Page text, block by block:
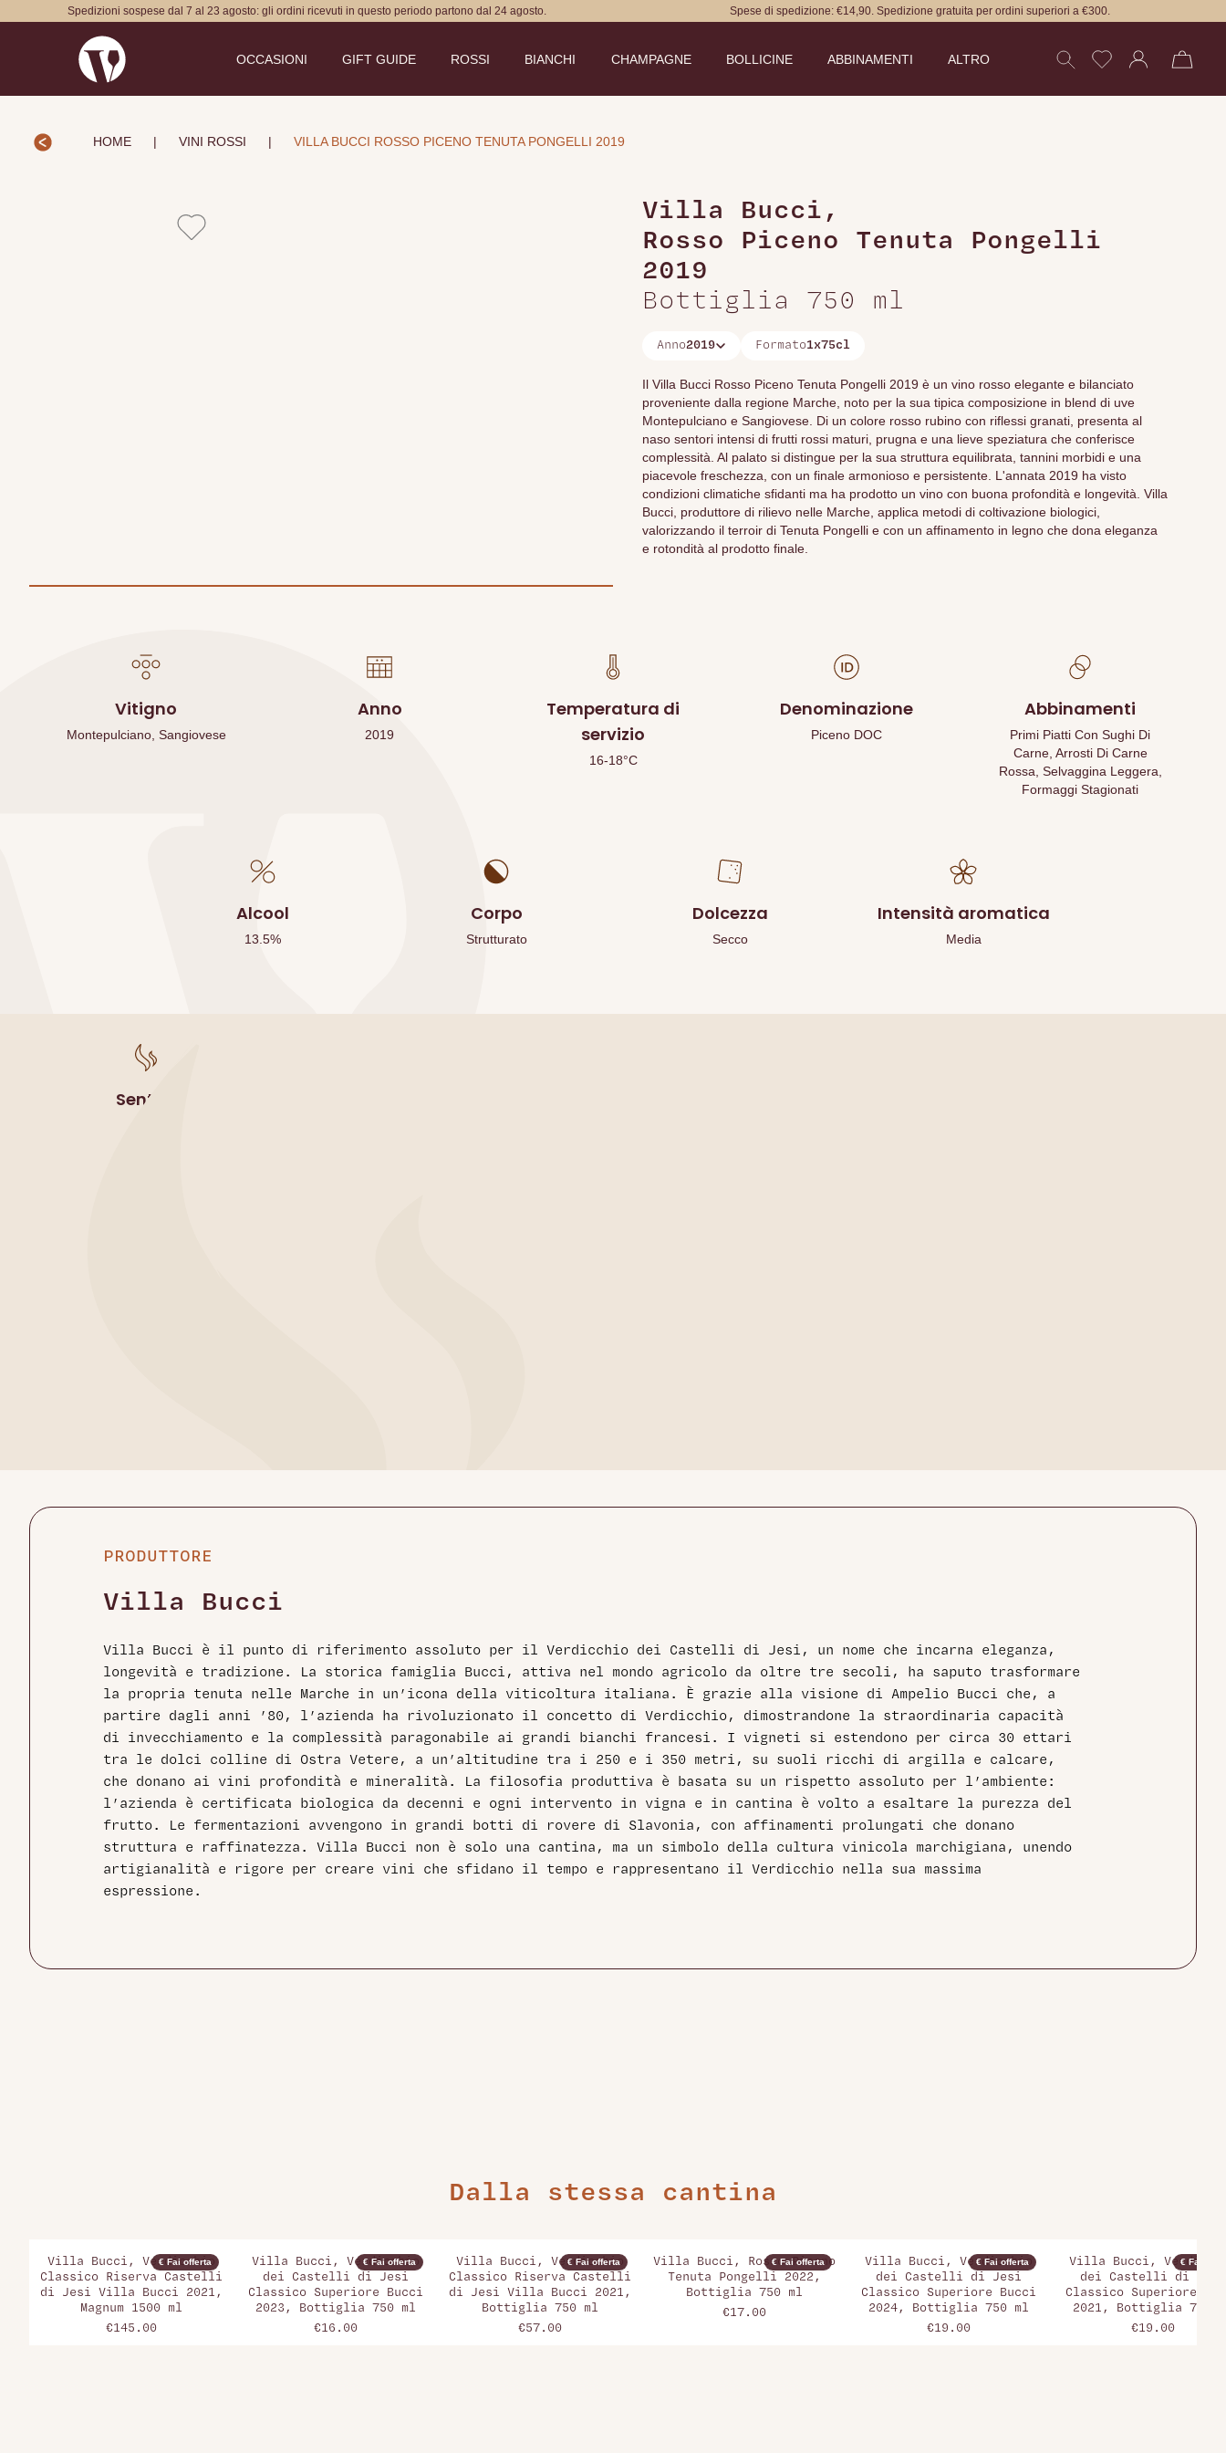
Spedizioni sospese dal 7 al 23 agosto: gli ordini ricevuti in questo periodo partono dal 24 agosto. Spese di spedizione: €14,90. Spedizione gratuita per ordini superiori a €300.
OCCASIONI GIFT GUIDE ROSSI BIANCHI CHAMPAGNE BOLLICINE ABBINAMENTI ALTRO
HOME | VINI ROSSI | VILLA BUCCI ROSSO PICENO TENUTA PONGELLI 2019
Villa Bucci ,
Rosso Piceno Tenuta Pongelli
2019
Bottiglia 750 ml
Anno2019 Formato1x75cl
Il Villa Bucci Rosso Piceno Tenuta Pongelli 2019 è un vino rosso elegante e bilanciato
proveniente dalla regione Marche, noto per la sua tipica composizione in blend di uve
Montepulciano e Sangiovese. Di un colore rosso rubino con riflessi granati, presenta al
naso sentori intensi di frutti rossi maturi, prugna e una lieve speziatura che conferisce
complessità. Al palato si distingue per la sua struttura equilibrata, tannini morbidi e una
piacevole freschezza, con un finale armonioso e persistente. L'annata 2019 ha visto
condizioni climatiche sfidanti ma ha prodotto un vino con buona profondità e longevità. Villa
Bucci, produttore di rilievo nelle Marche, applica metodi di coltivazione biologici,
valorizzando il terroir di Tenuta Pongelli e con un affinamento in legno che dona eleganza
e rotondità al prodotto finale.
Vitigno
Montepulciano, Sangiovese
Anno
2019
Temperatura di
servizio
16-18°C
Denominazione
Piceno DOC
Abbinamenti
Primi Piatti Con Sughi Di
Carne, Arrosti Di Carne
Rossa, Selvaggina Leggera,
Formaggi Stagionati
Alcool
13.5%
Corpo
Strutturato
Dolcezza
Secco
Intensità aromatica
Media
Sentori
PRODUTTORE
Villa Bucci
Villa Bucci è il punto di riferimento assoluto per il Verdicchio dei Castelli di Jesi, un nome che incarna eleganza,
longevità e tradizione. La storica famiglia Bucci, attiva nel mondo agricolo da oltre tre secoli, ha saputo trasformare
la propria tenuta nelle Marche in un’icona della viticoltura italiana. È grazie alla visione di Ampelio Bucci che, a
partire dagli anni ’80, l’azienda ha rivoluzionato il concetto di Verdicchio, dimostrandone la straordinaria capacità
di invecchiamento e la complessità paragonabile ai grandi bianchi francesi. I vigneti si estendono per circa 30 ettari
tra le dolci colline di Ostra Vetere, a un’altitudine tra i 250 e i 350 metri, su suoli ricchi di argilla e calcare,
che donano ai vini profondità e mineralità. La filosofia produttiva è basata su un rispetto assoluto per l’ambiente:
l’azienda è certificata biologica da decenni e ogni intervento in vigna e in cantina è volto a esaltare la purezza del
frutto. Le fermentazioni avvengono in grandi botti di rovere di Slavonia, con affinamenti prolungati che donano
struttura e raffinatezza. Villa Bucci non è solo una cantina, ma un simbolo della cultura vinicola marchigiana, unendo
artigianalità e rigore per creare vini che sfidano il tempo e rappresentano il Verdicchio nella sua massima
espressione.
Dalla stessa cantina
€ Fai offerta
Villa Bucci, Verdicchio
Classico Riserva Castelli
di Jesi Villa Bucci 2021,
Magnum 1500 ml
€145.00
€ Fai offerta
Villa Bucci, Verdicchio
dei Castelli di Jesi
Classico Superiore Bucci
2023, Bottiglia 750 ml
€16.00
€ Fai offerta
Villa Bucci, Verdicchio
Classico Riserva Castelli
di Jesi Villa Bucci 2021,
Bottiglia 750 ml
€57.00
€ Fai offerta
Villa Bucci, Rosso Piceno
Tenuta Pongelli 2022,
Bottiglia 750 ml
€17.00
€ Fai offerta
Villa Bucci, Verdicchio
dei Castelli di Jesi
Classico Superiore Bucci
2024, Bottiglia 750 ml
€19.00
€ Fai
Villa Bucci,
dei Castelli di Jesi
Classico Superiore
2021, Bottiglia 750
€19.00